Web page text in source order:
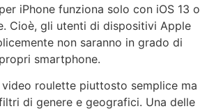
iPhone funziona solo con iOS 13 o
Cioè, gli utenti di dispositivi Apple
non saranno in grado di
smartphone.
video roulette piuttosto semplice ma
di genere e geografici. Una delle